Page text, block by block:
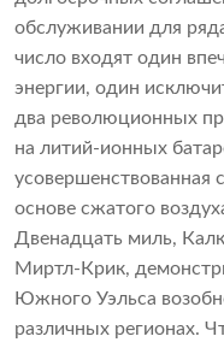
обслуживании для
число входят один
энергии, один
два революционных
на литий-ионных
усовершенствованная
основе сжатого
Двенадцать миль,
Миртл-Крик,
Южного Уэльса
различных регионах.